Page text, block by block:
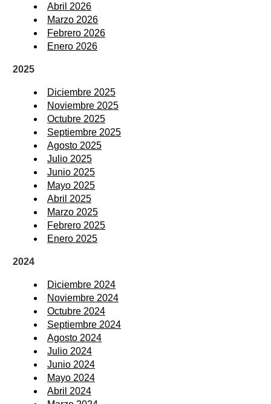
Abril 2026
Marzo 2026
Febrero 2026
Enero 2026
2025
Diciembre 2025
Noviembre 2025
Octubre 2025
Septiembre 2025
Agosto 2025
Julio 2025
Junio 2025
Mayo 2025
Abril 2025
Marzo 2025
Febrero 2025
Enero 2025
2024
Diciembre 2024
Noviembre 2024
Octubre 2024
Septiembre 2024
Agosto 2024
Julio 2024
Junio 2024
Mayo 2024
Abril 2024